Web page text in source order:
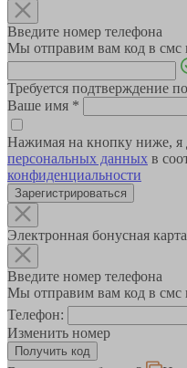
Введите номер телефона
Мы отправим вам код в смс
Требуется подтверждение
Ваше имя *
Нажимая на кнопку ниже, я
персональных данных в
конфиденциальности
Зарегистрироваться
Электронная бонусная карта
Введите номер телефона
Мы отправим вам код в смс
Телефон:
Изменить номер